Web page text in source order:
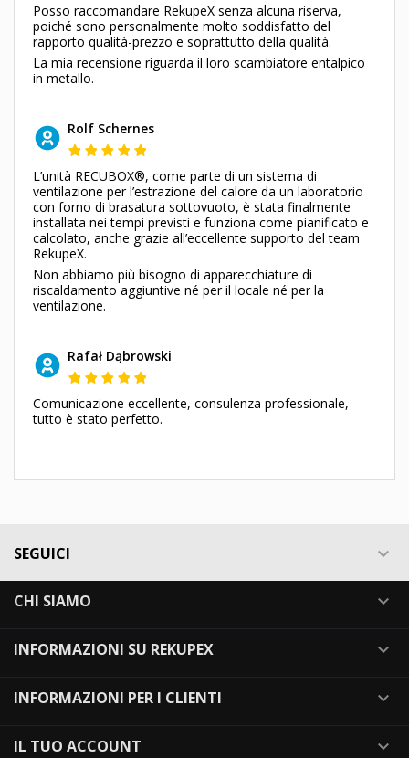
Posso raccomandare RekupeX senza alcuna riserva,
poiché sono personalmente molto soddisfatto del
rapporto qualità-prezzo e soprattutto della qualità.
La mia recensione riguarda il loro scambiatore entalpico
in metallo.
Rolf Schernes
L’unità RECUBOX®, come parte di un sistema di
ventilazione per l’estrazione del calore da un laboratorio
con forno di brasatura sottovuoto, è stata finalmente
installata nei tempi previsti e funziona come pianificato e
calcolato, anche grazie all’eccellente supporto del team
RekupeX.
Non abbiamo più bisogno di apparecchiature di
riscaldamento aggiuntive né per il locale né per la
ventilazione.
Rafał Dąbrowski
Comunicazione eccellente, consulenza professionale,
tutto è stato perfetto.
SEGUICI 
CHI SIAMO 
INFORMAZIONI SU REKUPEX 
INFORMAZIONI PER I CLIENTI 
IL TUO ACCOUNT 